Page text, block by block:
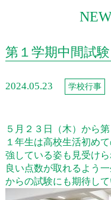
第１学期中間試験
2024.05.23 学校行事
５月２３日（木）から
１年生は高校生活初め
強している姿も見受けら
良い点数が取れるよう
からの試験にも期待して